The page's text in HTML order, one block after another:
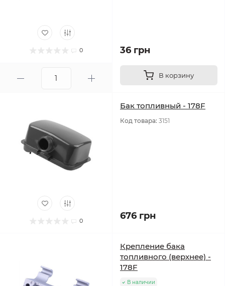
0 36 грн
В корзину
0
Бак топливный - 178F
Код товара: 3151
676 грн
Крепление бака
топливного (верхнее) -
178F
В наличии